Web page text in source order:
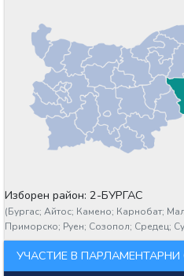
Изборен район: 2-БУРГАС
(Бургас;Айтос; Камено; Карнобат;
Приморско; Руен; Созопол; Средец;
УЧАСТИЕ В ПАРЛАМЕНТАРНИ